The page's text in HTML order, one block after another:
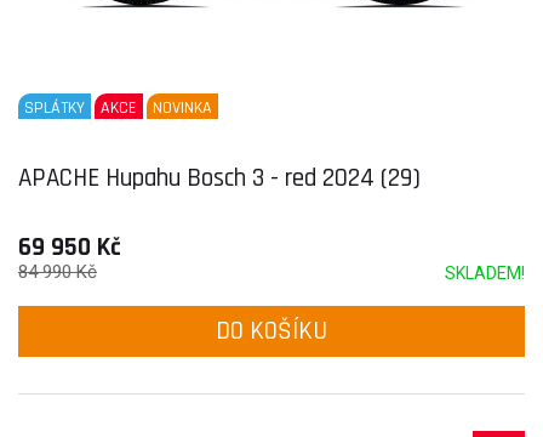
SPLÁTKY AKCE NOVINKA
APACHE Hupahu Bosch 3 - red 2024 (29)
69 950 Kč
SKLADEM!
84 990 Kč
DO KOŠÍKU